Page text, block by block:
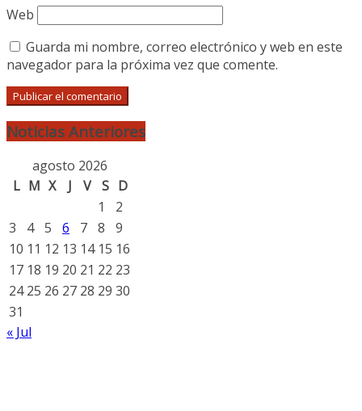
Web
Guarda mi nombre, correo electrónico y web en este
navegador para la próxima vez que comente.
Noticias Anteriores
agosto 2026
L M X J V S D
1
2
3
4 5 6 7 8
9
10 11 12 13 14 15 16
17 18 19 20 21 22 23
24 25 26 27 28 29 30
31
« Jul